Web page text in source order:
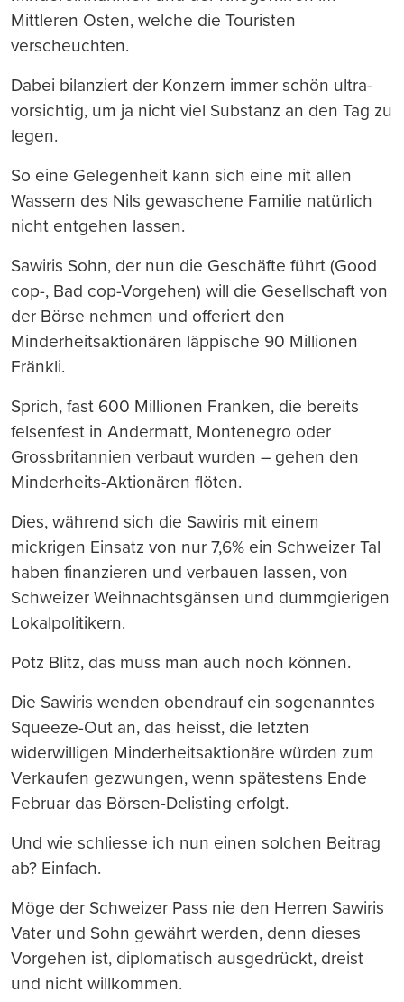
Mittleren Osten, welche die Touristen
verscheuchten.
Dabei bilanziert der Konzern immer schön ultra-
vorsichtig, um ja nicht viel Substanz an den Tag zu
legen.
So eine Gelegenheit kann sich eine mit allen
Wassern des Nils gewaschene Familie natürlich
nicht entgehen lassen.
Sawiris Sohn, der nun die Geschäfte führt (Good
cop-, Bad cop-Vorgehen) will die Gesellschaft von
der Börse nehmen und offeriert den
Minderheitsaktionären läppische 90 Millionen
Fränkli.
Sprich, fast 600 Millionen Franken, die bereits
felsenfest in Andermatt, Montenegro oder
Grossbritannien verbaut wurden – gehen den
Minderheits-Aktionären flöten.
Dies, während sich die Sawiris mit einem
mickrigen Einsatz von nur 7,6% ein Schweizer Tal
haben finanzieren und verbauen lassen, von
Schweizer Weihnachtsgänsen und dummgierigen
Lokalpolitikern.
Potz Blitz, das muss man auch noch können.
Die Sawiris wenden obendrauf ein sogenanntes
Squeeze-Out an, das heisst, die letzten
widerwilligen Minderheitsaktionäre würden zum
Verkaufen gezwungen, wenn spätestens Ende
Februar das Börsen-Delisting erfolgt.
Und wie schliesse ich nun einen solchen Beitrag
ab? Einfach.
Möge der Schweizer Pass nie den Herren Sawiris
Vater und Sohn gewährt werden, denn dieses
Vorgehen ist, diplomatisch ausgedrückt, dreist
und nicht willkommen.